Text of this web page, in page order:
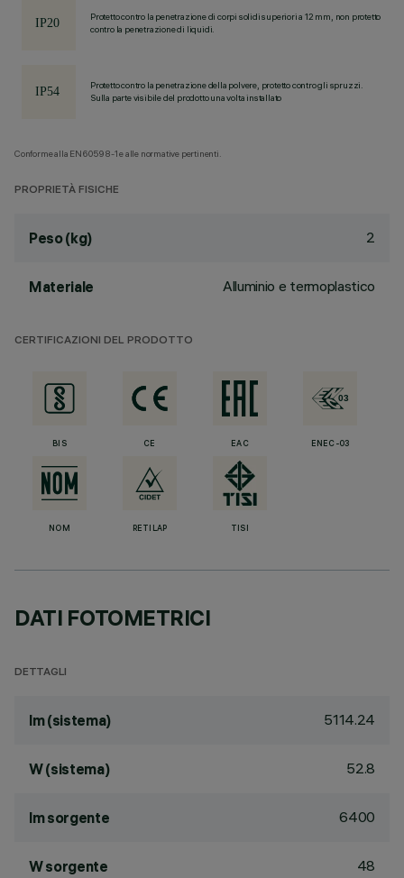
Protetto contro la penetrazione di corpi solidi superiori a 12 mm, non protetto
contro la penetrazione di liquidi.
Protetto contro la penetrazione della polvere, protetto contro gli spruzzi.
Sulla parte visibile del prodotto una volta installato
Conforme alla EN60598-1 e alle normative pertinenti.
PROPRIETÀ FISICHE
Peso (kg) 2
Materiale Alluminio e termoplastico
CERTIFICAZIONI DEL PRODOTTO
BIS CE EAC ENEC-03
NOM RETILAP TISI
DATI FOTOMETRICI
DETTAGLI
lm (sistema) 5114.24
W (sistema) 52.8
lm sorgente 6400
W sorgente 48